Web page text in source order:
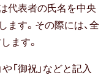
代表者の氏名を中央
ます。その際には、全
ます。
「御祝」などと記入